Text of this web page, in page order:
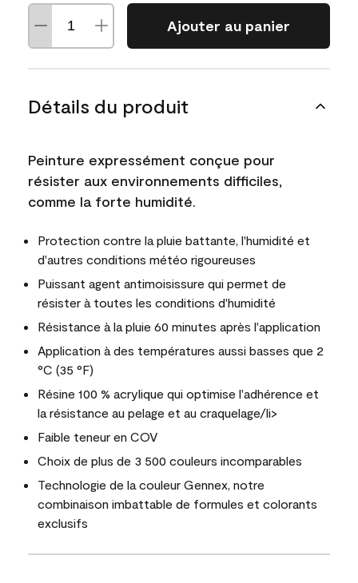
Ajouter au panier
Détails du produit
Peinture expressément conçue pour
résister aux environnements difficiles,
comme la forte humidité.
Protection contre la pluie battante, l'humidité et
d'autres conditions météo rigoureuses
Puissant agent antimoisissure qui permet de
résister à toutes les conditions d'humidité
Résistance à la pluie 60 minutes après l'application
Application à des températures aussi basses que 2
°C (35 °F)
Résine 100 % acrylique qui optimise l'adhérence et
la résistance au pelage et au craquelage/li>
Faible teneur en COV
Choix de plus de 3 500 couleurs incomparables
Technologie de la couleur Gennex, notre
combinaison imbattable de formules et colorants
exclusifs